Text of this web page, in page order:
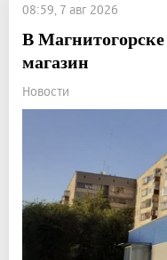
08:59, 7 авг 2026
В
магазин
Новости